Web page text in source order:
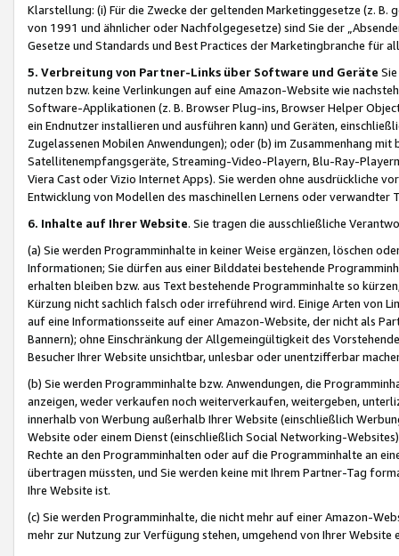
Klarstellung: (i) Für die Zwecke der geltenden Marketinggesetze (z. B.
von 1991 und ähnlicher oder Nachfolgegesetze) sind Sie der
Gesetze und Standards und Best Practices der Marketingbranche für
5. Verbreitung von Partner-Links über Software und Geräte
nutzen bzw. keine Verlinkungen auf eine Amazon-Website wie
Software-Applikationen (z. B. Browser Plug-ins, Browser Helper
ein Endnutzer installieren und ausführen kann) und Geräten,
Zugelassenen Mobilen Anwendungen); oder (b) im Zusammenhang
Satellitenempfangsgeräte, Streaming-Video-Playern, Blu-Ray-
Viera Cast oder Vizio Internet Apps). Sie werden ohne ausdrückliche
Entwicklung von Modellen des maschinellen Lernens oder
6. Inhalte auf Ihrer Website. Sie tragen die ausschließliche
(a) Sie werden Programminhalte in keiner Weise ergänzen, löschen
Informationen; Sie dürfen aus einer Bilddatei bestehende
erhalten bleiben bzw. aus Text bestehende Programminhalte so
Kürzung nicht sachlich falsch oder irreführend wird. Einige Arten von
auf eine Informationsseite auf einer Amazon-Website, der nicht als
Bannern); ohne Einschränkung der Allgemeingültigkeit des
Besucher Ihrer Website unsichtbar, unlesbar oder unentzifferbar
(b) Sie werden Programminhalte bzw. Anwendungen, die
anzeigen, weder verkaufen noch weiterverkaufen, weitergeben,
innerhalb von Werbung außerhalb Ihrer Website (einschließlich
Website oder einem Dienst (einschließlich Social Networking-
Rechte an den Programminhalten oder auf die Programminhalte an
übertragen müssten, und Sie werden keine mit Ihrem Partner-Tag
Ihre Website ist.
(c) Sie werden Programminhalte, die nicht mehr auf einer Amazon-
mehr zur Nutzung zur Verfügung stehen, umgehend von Ihrer